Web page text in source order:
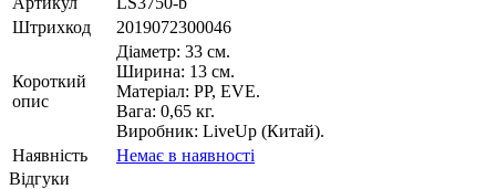
Штрихкод
2019072300046
Короткий
опис
Діаметр: 33 см.
Ширина: 13 см.
Матеріал: PP, EVE.
Вага: 0,65 кг.
Виробник: LiveUp (Китай).
Наявність
Немає в наявності
Відгуки